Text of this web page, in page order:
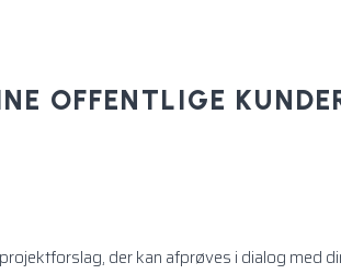
OFFENTLIGE
der kan afprøves i dialog med